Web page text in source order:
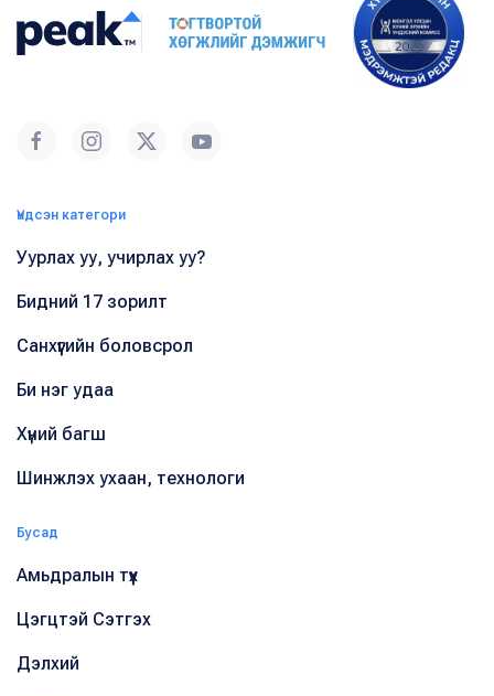
Үндсэн категори
Уурлах уу, учирлах уу?
Бидний 17 зорилт
Санхүүгийн боловсрол
Би нэг удаа
Хүний багш
Шинжлэх ухаан, технологи
Бусад
Амьдралын түүх
Цэгцтэй Сэтгэх
Дэлхий